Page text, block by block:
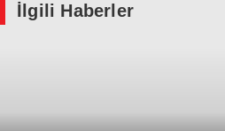
İlgili Haberler